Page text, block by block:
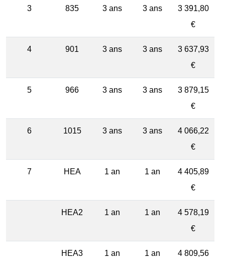
3 835 3 ans 3 ans
3 391,80
€
4 901 3 ans 3 ans
3 637,93
€
5 966 3 ans 3 ans
3 879,15
€
6 1015 3 ans 3 ans
4 066,22
€
7 HEA 1 an 1 an
4 405,89
€
HEA2 1 an 1 an
4 578,19
€
HEA3 1 an 1 an
4 809,56